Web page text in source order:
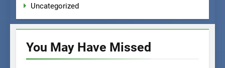
Uncategorized
You May Have Missed